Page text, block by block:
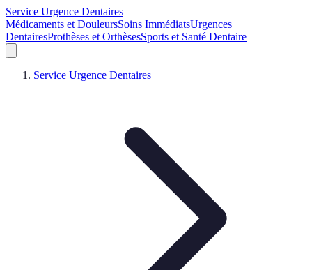
Service Urgence Dentaires
Médicaments et DouleursSoins ImmédiatsUrgences
DentairesProthèses et OrthèsesSports et Santé Dentaire
Service Urgence Dentaires